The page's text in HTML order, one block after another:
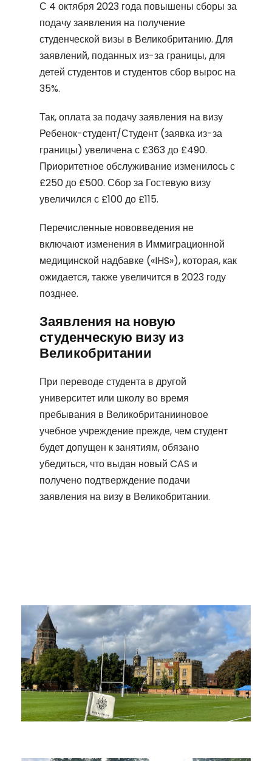
С 4 октября 2023 года повышены сборы за
подачу заявления на получение
студенческой визы в Великобританию. Для
заявлений, поданных из-за границы, для
детей студентов и студентов сбор вырос на
35%.
Так, оплата за подачу заявления на визу
Ребенок-студент/Студент (заявка из-за
границы) увеличена с £363 до £490.
Приоритетное обслуживание изменилось с
£250 до £500. Сбор за Гостевую визу
увеличился с £100 до £115.
Перечисленные нововведения не
включают изменения в Иммиграционной
медицинской надбавке («IHS»), которая, как
ожидается, также увеличится в 2023 году
позднее.
Заявления на новую
студенческую визу из
Великобритании
При переводе студента в другой
университет или школу во время
пребывания в Великобританииновое
учебное учреждение прежде, чем студент
будет допущен к занятиям, обязано
убедиться, что выдан новый CAS и
получено подтверждение подачи
заявления на визу в Великобритании.